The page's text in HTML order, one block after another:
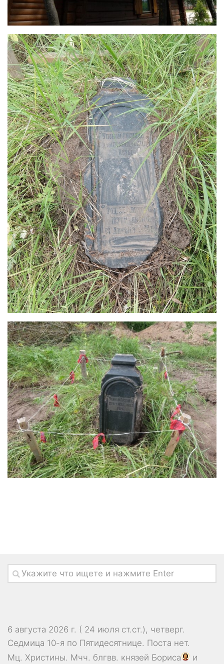
6 августа 2026 г. ( 24 июля ст.ст.), четверг.
Седмица 10-я по Пятидесятнице. Поста нет.
Мц. Христины. Мчч. блгвв. князей Бориса
и